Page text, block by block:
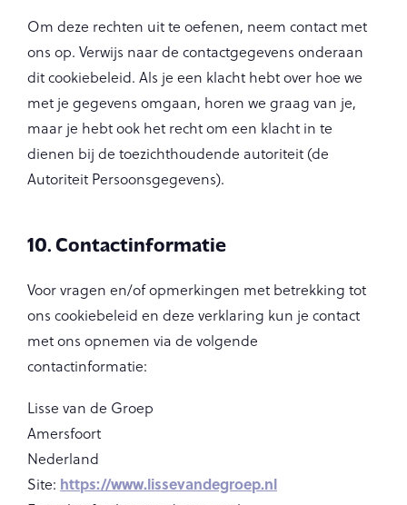
Om deze rechten uit te oefenen, neem contact met
ons op. Verwijs naar de contactgegevens onderaan
dit cookiebeleid. Als je een klacht hebt over hoe we
met je gegevens omgaan, horen we graag van je,
maar je hebt ook het recht om een klacht in te
dienen bij de toezichthoudende autoriteit (de
Autoriteit Persoonsgegevens).
10. Contactinformatie
Voor vragen en/of opmerkingen met betrekking tot
ons cookiebeleid en deze verklaring kun je contact
met ons opnemen via de volgende
contactinformatie:
Lisse van de Groep
Amersfoort
Nederland
Site: https://www.lissevandegroep.nl